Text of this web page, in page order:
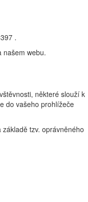
.
našem webu.
některé slouží k
do vašeho prohlížeče
tzv. oprávněného